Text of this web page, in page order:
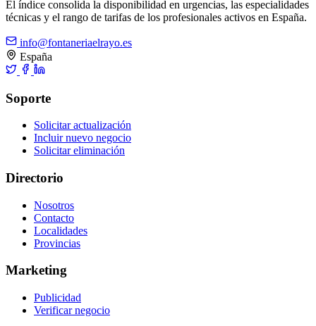
El índice consolida la disponibilidad en urgencias, las especialidades
técnicas y el rango de tarifas de los profesionales activos en España.
info@fontaneriaelrayo.es
España
Soporte
Solicitar actualización
Incluir nuevo negocio
Solicitar eliminación
Directorio
Nosotros
Contacto
Localidades
Provincias
Marketing
Publicidad
Verificar negocio